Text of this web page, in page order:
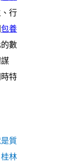
行
包養
數
特
質
林